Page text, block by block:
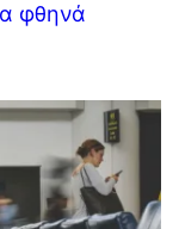
φθηνά